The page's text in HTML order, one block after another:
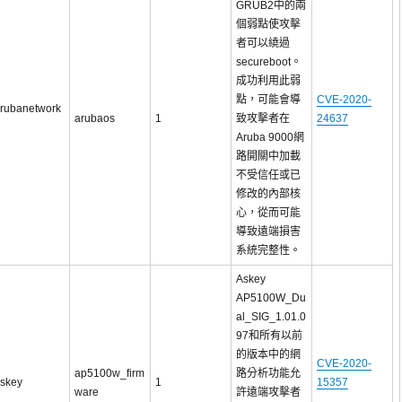
arubaos 1
GRUB2中的兩
個弱點使攻擊
者可以繞過
secureboot。
成功利用此弱
點，可能會導
致攻擊者在
Aruba 9000網
路開關中加載
不受信任或已
修改的內部核
心，從而可能
導致遠端損害
系統完整性。
CVE-2020-
24637
ap5100w_firm
ware
1
Askey
AP5100W_Du
al_SIG_1.01.0
97和所有以前
的版本中的網
路分析功能允
許遠端攻擊者
CVE-2020-
15357